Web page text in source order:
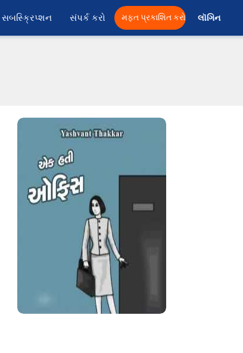
સબસ્ક્રિપ્શન સંપર્ક કરો મફત પ્રકાશિત કરો લૉગિન